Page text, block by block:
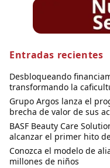
Entradas recientes
Desbloqueando
transformando la
Grupo Argos lanza el
brecha de valor de sus
BASF Beauty Care
alcanzar el primer hito
Conozca el modelo de
millones de niños